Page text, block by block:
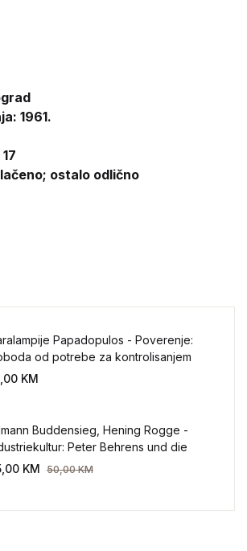
1961.
ostalo odlično
Papadopulos - Poverenje:
od potrebe za kontrolisanjem
KM
Buddensieg, Hening Rogge -
Peter Behrens und die
1907-1914.
KM 50,00KM